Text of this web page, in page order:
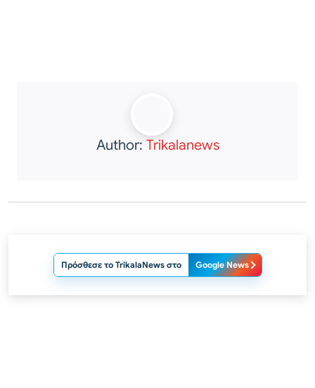
Author: Trikalanews
Πρόσθεσε το TrikalaNews στο Google News